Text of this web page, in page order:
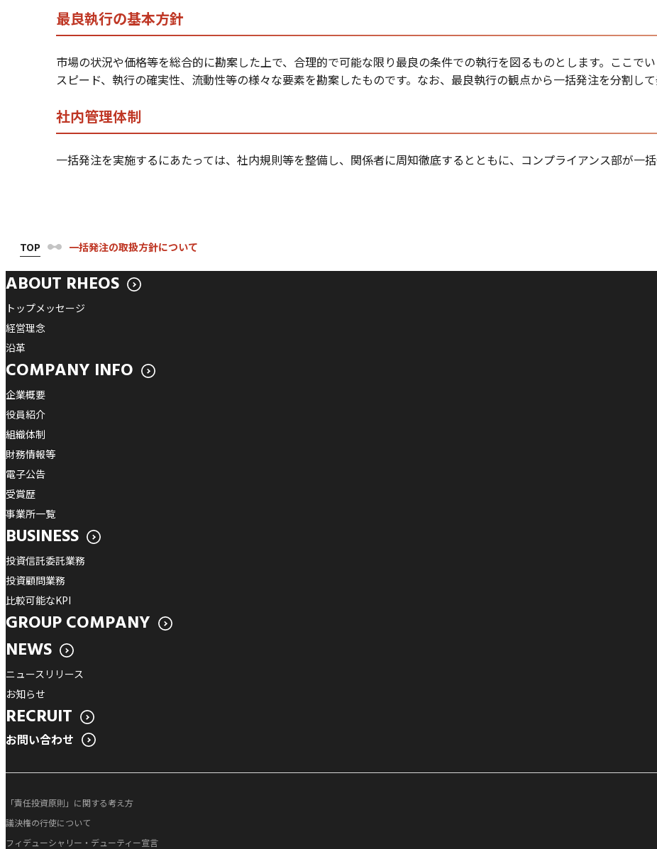
最良執行の基本方針
市場の状況や価格等を総合的に勘案した上で、合理的で可能な限り最良の条件での執行を図るものとします。ここで
スピード、執行の確実性、流動性等の様々な要素を勘案したものです。なお、最良執行の観点から一括発注を分割して
社内管理体制
一括発注を実施するにあたっては、社内規則等を整備し、関係者に周知徹底するとともに、コンプライアンス部が一
TOP 一括発注の取扱方針について
ABOUT RHEOS
トップメッセージ
経営理念
沿革
COMPANY INFO
企業概要
役員紹介
組織体制
財務情報等
電子公告
受賞歴
事業所一覧
BUSINESS
投資信託委託業務
投資顧問業務
比較可能なKPI
GROUP COMPANY
NEWS
ニュースリリース
お知らせ
RECRUIT
お問い合わせ
「責任投資原則」に関する考え方
議決権の行使について
フィデューシャリー・デューティー宣言